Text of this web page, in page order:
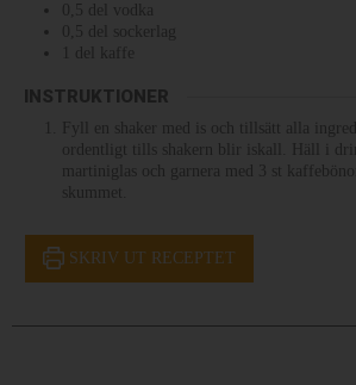
0,5 del
vodka
0,5 del
sockerlag
del kaffe
INSTRUKTIONER
Fyll en shaker med is och tillsätt alla
ordentligt tills shakern blir iskall. Häll i
martiniglas och garnera med 3 st
skummet.
SKRIV UT RECEPTET